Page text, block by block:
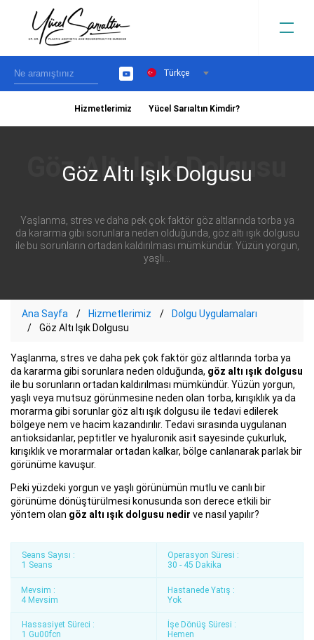
YouTubeTürkçe
Hizmetlerimiz Yücel Sarıaltın Kimdir?
Göz Altı Işık Dolgusu
Yaşlanma, stres ve daha pek çok faktör göz altlarında torba ya
da kararma gibi sorunlara neden olduğunda, göz altı ışık dolgusu
ile bu sorunların ortadan kaldırılması mümkündür. Yüzün yorgun,
yaşlı...
Ana Sayfa Hizmetlerimiz
Dolgu Uygulamaları
Göz Altı Işık Dolgusu
Yaşlanma, stres ve daha pek çok faktör göz altlarında torba ya
da kararma gibi sorunlara neden olduğunda, göz altı ışık dolgusu
ile bu sorunların ortadan kaldırılması mümkündür. Yüzün yorgun,
yaşlı veya mutsuz görünmesine neden olan torba, kırışıklık ya da
morarma gibi sorunlar göz altı ışık dolgusu ile tedavi edilerek
bölgeye nem ve hacim kazandırılır. Tedavi sırasında uygulanan
antioksidanlar, peptitler ve hyaluronik asit sayesinde çukurluk,
kırışıklık ve morarmalar ortadan kalkar, bölge canlanarak parlak bir
görünüme kavuşur.
Peki yüzdeki yorgun ve yaşlı görünümün mutlu ve canlı bir
görünüme dönüştürülmesi konusunda son derece etkili bir
yöntem olan göz altı ışık dolgusu nedir ve nasıl yapılır?
Seans Sayısı :
1 Seans
Operasyon Süresi :
30 - 45 Dakika
Mevsim :
4 Mevsim
Hastanede Yatış :
Yok
Hassasiyet Süreci :
1 Gu00fcn
İşe Dönüş Süresi :
Hemen